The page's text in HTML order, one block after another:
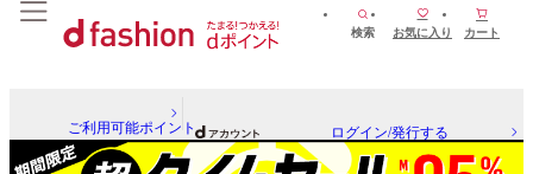
検索 お気に入り カート
ご利用可能ポイント ログイン/発行する